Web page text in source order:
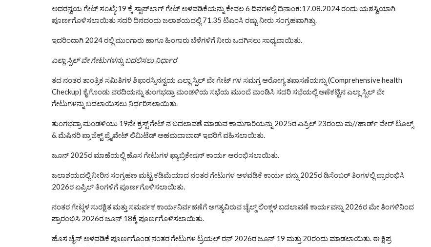
ಅದರನ್ವಯ ಗೇಟ್ ಸಂಖ್ಯೆ:19 ಕ್ಕೆ ಸ್ಟಾಪ್‌ಲಾಗ್ ಗೇಟ್ ಅಳವಡಿಕೆಯನ್ನು ಕೇವಲ 6 ದಿನಗಳಲ್ಲಿ ದಿನಾಂಕ:17.08.2024 ರಂದು ಯಶಸ್ವಿಯಾಗಿ
ಪೂರ್ಣಗೊಳಿಸಲಾಯಿತು ಸದರಿ ದಿನದಂದು ಜಲಾಶಯದಲ್ಲಿ 71.35 ಟಿಎಂಸಿ ರಷ್ಟು ನೀರು ಸಂಗ್ರಹವಾಗಿತ್ತು.
ಇದರಿಂದಾಗಿ 2024 ರಲ್ಲಿ ಮುಂಗಾರು ಹಾಗೂ ಹಿಂಗಾರು ಬೆಳೆಗಳಿಗೆ ನೀರು ಒದಗಿಸಲು ಸಾಧ್ಯವಾಯಿತು.
ಎಲ್ಲಾ ಸ್ಪಿಲ್ ವೇ ಗೇಟುಗಳನ್ನು ಬದಲಿಸಲು ನಿರ್ಧಾರ
ತದ ನಂತರ ತಾಂತ್ರಿಕ ಸಮಿತಿಗಳ ಶಿಫಾರಸ್ಸಿನನ್ವಯ ಎಲ್ಲಾ ಸ್ಪಿಲ್ ವೇ ಗೇಟ್ ಗಳ ಸಮಗ್ರ ಆರೋಗ್ಯ ತಪಾಸಣೆಯನ್ನು (Comprehensive health
Checkup) ಕೈಗೊಂಡು ವರದಿಯನ್ನು ತುಂಗಭದ್ರಾ ಮಂಡಳಿಯ ಸಭೆಯ ಮುಂದೆ ಮಂಡಿಸಿ ಸದರಿ ಸಭೆಯಲ್ಲಿ ಅಣೆಕಟ್ಟಿನ ಎಲ್ಲಾ ಸ್ಪಿಲ್ ವೇ
ಗೇಟುಗಳನ್ನು ಬದಲಾಯಿಸಲು ನಿರ್ಧರಿಸಲಾಯಿತು.
ತುಂಗಭದ್ರಾ ಮಂಡಳಿಯು 19ನೇ ಕ್ರಸ್ಟ್ ಗೇಟ್ ನ ಬದಲಾವಣೆ ಮಾಡುವ ಕಾಮಗಾರಿಯನ್ನು 2025ರ ಏಪ್ರಿಲ್ 23ರಂದು ಮ//ಹಾರ್ಡ್‌ ವೇರ್ ಟೂಲ್ಸ್
& ಮೆಷಿನರಿ ಪ್ರಾಜೆಕ್ಟ್ ಪ್ರೈವೇಟ್ ಲಿಮಿಟೆಡ್ ಅಹಮದಾಬಾದ್ ಇವರಿಗೆ ವಹಿಸಲಾಯಿತು.
ಜೂನ್ 2025ರ ಮಾಹೆಯಲ್ಲಿ ಹೊಸ ಗೇಟುಗಳ ಫ್ಯಾಬ್ರಿಕೇಷನ್ ಕಾರ್ಯ ಆರಂಭಿಸಲಾಯಿತು.
ಜಲಾಶಯದಲ್ಲಿ ನೀರಿನ ಸಂಗ್ರಹಣ ಮಟ್ಟ ಕಡಿಮೆಯಾದ ನಂತರ ಗೇಟುಗಳ ಅಳವಡಿಕೆ ಕಾರ್ಯ ವನ್ನು 2025ರ ಡಿಸೆಂಬರ್ ತಿಂಗಳಲ್ಲಿ ಪ್ರಾರಂಭಿಸಿ
2026ರ ಏಪ್ರಿಲ್ ತಿಂಗಳಿಗೆ ಪೂರ್ಣಗೊಳಿಸಲಾಯಿತು.
ನಂತರ ಗೇಟ್ಗಳ ಸುರಕ್ಷಿತ ಮತ್ತು ಸಮರ್ಪಕ ಕಾರ್ಯನಿರ್ವಹಣೆಗೆ ಅಗತ್ಯವಿರುವ ಚೈಲ್ಡ್ ಲಿಂಕ್ಗಳ ಬದಲಾವಣೆ ಕಾರ್ಯವನ್ನು 2026ರ ಮೇ ತಿಂಗಳಿನಿಂದ
ಪ್ರಾರಂಭಿಸಿ 2026ರ ಜೂನ್ 18ಕ್ಕೆ ಪೂರ್ಣಗೊಳಿಸಲಾಯಿತು.
ಹೊಸ ಚೈನ್ ಅಳವಡಿಕೆ ಪೂರ್ಣಗೊಂಡ ನಂತರ ಗೇಟುಗಳ ಟ್ರಯಲ್ ರನ್ 2026ರ ಜೂನ್ 19 ಮತ್ತು 20ರಂದು ಮಾಡಲಾಯಿತು. ಈ ಕ್ಷಿಪ್ರ